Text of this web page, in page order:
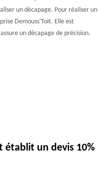
un décapage. Pour réaliser un
Demouss'Toit. Elle est
un décapage de précision.
établit un devis 10%